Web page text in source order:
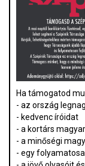
Ha támogatod
- az ország
- kedvenc íróidat
- a kortárs
- a minőségi
- egy